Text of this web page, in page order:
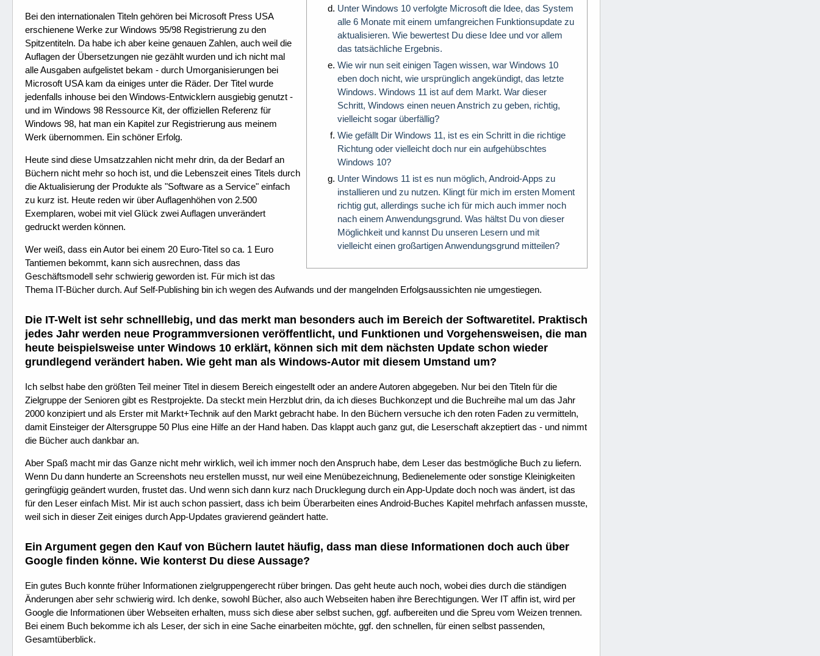
Unter Windows 10 verfolgte Microsoft die Idee, das System
alle 6 Monate mit einem umfangreichen Funktionsupdate zu
aktualisieren. Wie bewertest Du diese Idee und vor allem
das tatsächliche Ergebnis.
Wie wir nun seit einigen Tagen wissen, war Windows 10
eben doch nicht, wie ursprünglich angekündigt, das letzte
Windows. Windows 11 ist auf dem Markt. War dieser
Schritt, Windows einen neuen Anstrich zu geben, richtig,
vielleicht sogar überfällig?
Wie gefällt Dir Windows 11, ist es ein Schritt in die richtige
Richtung oder vielleicht doch nur ein aufgehübschtes
Windows 10?
Unter Windows 11 ist es nun möglich, Android-Apps zu
installieren und zu nutzen. Klingt für mich im ersten Moment
richtig gut, allerdings suche ich für mich auch immer noch
nach einem Anwendungsgrund. Was hältst Du von dieser
Möglichkeit und kannst Du unseren Lesern und mit
vielleicht einen großartigen Anwendungsgrund mitteilen?
Bei den internationalen Titeln gehören bei Microsoft Press USA
erschienene Werke zur Windows 95/98 Registrierung zu den
Spitzentiteln. Da habe ich aber keine genauen Zahlen, auch weil die
Auflagen der Übersetzungen nie gezählt wurden und ich nicht mal
alle Ausgaben aufgelistet bekam - durch Umorganisierungen bei
Microsoft USA kam da einiges unter die Räder. Der Titel wurde
jedenfalls inhouse bei den Windows-Entwicklern ausgiebig genutzt -
und im Windows 98 Ressource Kit, der offiziellen Referenz für
Windows 98, hat man ein Kapitel zur Registrierung aus meinem
Werk übernommen. Ein schöner Erfolg.
Heute sind diese Umsatzzahlen nicht mehr drin, da der Bedarf an
Büchern nicht mehr so hoch ist, und die Lebenszeit eines Titels durch
die Aktualisierung der Produkte als "Software as a Service" einfach
zu kurz ist. Heute reden wir über Auflagenhöhen von 2.500
Exemplaren, wobei mit viel Glück zwei Auflagen unverändert
gedruckt werden können.
Wer weiß, dass ein Autor bei einem 20 Euro-Titel so ca. 1 Euro
Tantiemen bekommt, kann sich ausrechnen, dass das
Geschäftsmodell sehr schwierig geworden ist. Für mich ist das
Thema IT-Bücher durch. Auf Self-Publishing bin ich wegen des Aufwands und der mangelnden Erfolgsaussichten nie umgestiegen.
Die IT-Welt ist sehr schnelllebig, und das merkt man besonders auch im Bereich der Softwaretitel. Praktisch
jedes Jahr werden neue Programmversionen veröffentlicht, und Funktionen und Vorgehensweisen, die man
heute beispielsweise unter Windows 10 erklärt, können sich mit dem nächsten Update schon wieder
grundlegend verändert haben. Wie geht man als Windows-Autor mit diesem Umstand um?
Ich selbst habe den größten Teil meiner Titel in diesem Bereich eingestellt oder an andere Autoren abgegeben. Nur bei den Titeln für die
Zielgruppe der Senioren gibt es Restprojekte. Da steckt mein Herzblut drin, da ich dieses Buchkonzept und die Buchreihe mal um das Jahr
2000 konzipiert und als Erster mit Markt+Technik auf den Markt gebracht habe. In den Büchern versuche ich den roten Faden zu vermitteln,
damit Einsteiger der Altersgruppe 50 Plus eine Hilfe an der Hand haben. Das klappt auch ganz gut, die Leserschaft akzeptiert das - und nimmt
die Bücher auch dankbar an.
Aber Spaß macht mir das Ganze nicht mehr wirklich, weil ich immer noch den Anspruch habe, dem Leser das bestmögliche Buch zu liefern.
Wenn Du dann hunderte an Screenshots neu erstellen musst, nur weil eine Menübezeichnung, Bedienelemente oder sonstige Kleinigkeiten
geringfügig geändert wurden, frustet das. Und wenn sich dann kurz nach Drucklegung durch ein App-Update doch noch was ändert, ist das
für den Leser einfach Mist. Mir ist auch schon passiert, dass ich beim Überarbeiten eines Android-Buches Kapitel mehrfach anfassen musste,
weil sich in dieser Zeit einiges durch App-Updates gravierend geändert hatte.
Ein Argument gegen den Kauf von Büchern lautet häufig, dass man diese Informationen doch auch über
Google finden könne. Wie konterst Du diese Aussage?
Ein gutes Buch konnte früher Informationen zielgruppengerecht rüber bringen. Das geht heute auch noch, wobei dies durch die ständigen
Änderungen aber sehr schwierig wird. Ich denke, sowohl Bücher, also auch Webseiten haben ihre Berechtigungen. Wer IT affin ist, wird per
Google die Informationen über Webseiten erhalten, muss sich diese aber selbst suchen, ggf. aufbereiten und die Spreu vom Weizen trennen.
Bei einem Buch bekomme ich als Leser, der sich in eine Sache einarbeiten möchte, ggf. den schnellen, für einen selbst passenden,
Gesamtüberblick.